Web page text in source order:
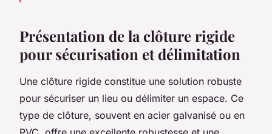
Présentation de la clôture rigide
pour sécurisation et délimitation
Une clôture rigide constitue une solution robuste
pour sécuriser un lieu ou délimiter un espace. Ce
type de clôture, souvent en acier galvanisé ou en